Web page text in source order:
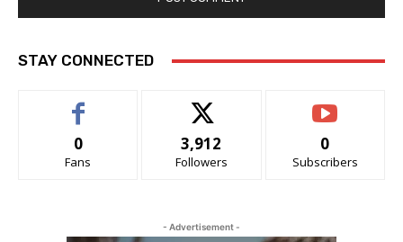
STAY CONNECTED
0
Fans
3,912
Followers
0
Subscribers
- Advertisement -